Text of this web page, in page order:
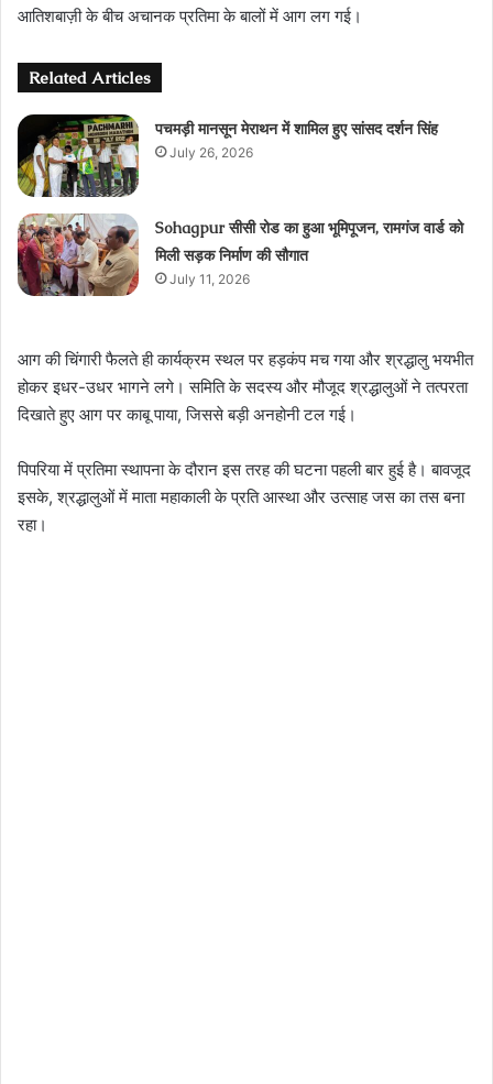
आतिशबाज़ी के बीच अचानक प्रतिमा के बालों में आग लग गई।
Related Articles
पचमड़ी मानसून मेराथन में शामिल हुए सांसद दर्शन सिंह
July 26, 2026
Sohagpur सीसी रोड का हुआ भूमिपूजन, रामगंज वार्ड को
मिली सड़क निर्माण की सौगात
July 11, 2026
आग की चिंगारी फैलते ही कार्यक्रम स्थल पर हड़कंप मच गया और श्रद्धालु भयभीत
होकर इधर-उधर भागने लगे। समिति के सदस्य और मौजूद श्रद्धालुओं ने तत्परता
दिखाते हुए आग पर काबू पाया, जिससे बड़ी अनहोनी टल गई।
पिपरिया में प्रतिमा स्थापना के दौरान इस तरह की घटना पहली बार हुई है। बावजूद
इसके, श्रद्धालुओं में माता महाकाली के प्रति आस्था और उत्साह जस का तस बना
रहा।